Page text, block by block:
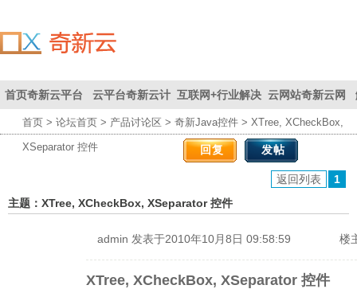
首页奇新云平台
首页
云平台奇新云计
算平台
互联网+行业解决
方案
云网站奇新云网
站
联系我们为您创
造价值
首页 > 论坛首页 > 产品讨论区 > 奇新Java控件 > XTree, XCheckBox,
XSeparator 控件 回复 发帖
返回列表
1
主题：XTree, XCheckBox, XSeparator 控件
楼
admin 发表于2010年10月8日 09:58:59
XTree, XCheckBox, XSeparator 控件